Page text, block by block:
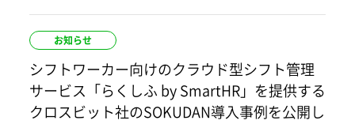
お知らせ
シフトワーカー向けのクラウド型シフト管理
サービス「らくしふ by SmartHR」を提供する
クロスビット社のSOKUDAN導入事例を公開し